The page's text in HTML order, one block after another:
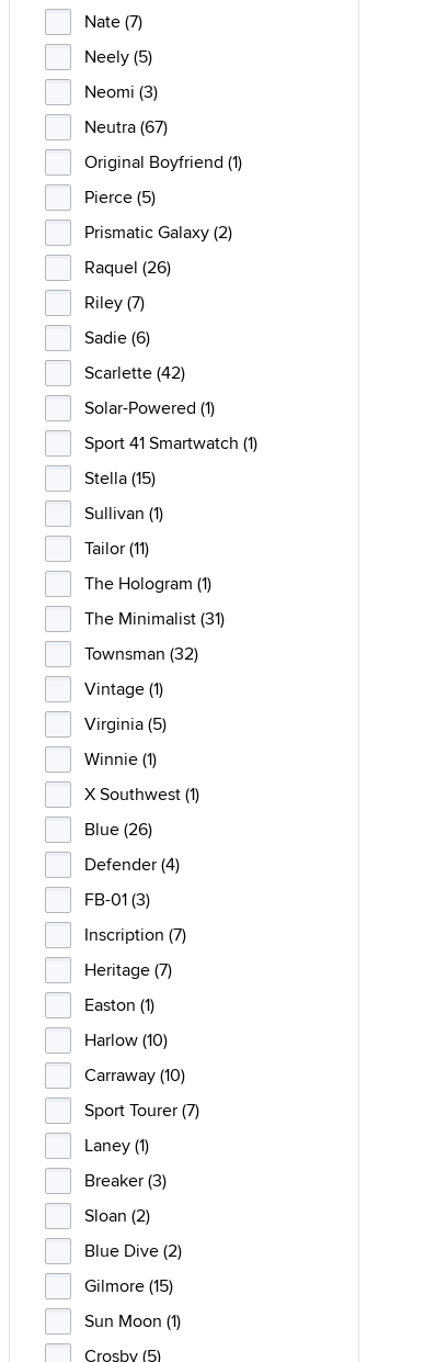
Nate (7)
Neely (5)
Neomi (3)
Neutra (67)
Original Boyfriend (1)
Pierce (5)
Prismatic Galaxy (2)
Raquel (26)
Riley (7)
Sadie (6)
Scarlette (42)
Solar-Powered (1)
Sport 41 Smartwatch (1)
Stella (15)
Sullivan (1)
Tailor (11)
The Hologram (1)
The Minimalist (31)
Townsman (32)
Vintage (1)
Virginia (5)
Winnie (1)
X Southwest (1)
Blue (26)
Defender (4)
FB-01 (3)
Inscription (7)
Heritage (7)
Easton (1)
Harlow (10)
Carraway (10)
Sport Tourer (7)
Laney (1)
Breaker (3)
Sloan (2)
Blue Dive (2)
Gilmore (15)
Sun Moon (1)
Crosby (5)